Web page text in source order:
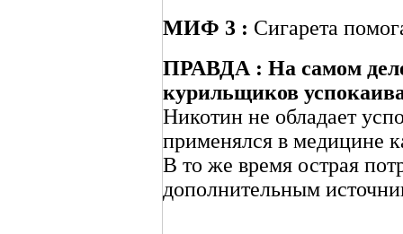
МИФ 3 : Сигарета
ПРАВДА : На самом
курильщиков
Никотин не обладает
применялся в медицине
В то же время острая
дополнительным